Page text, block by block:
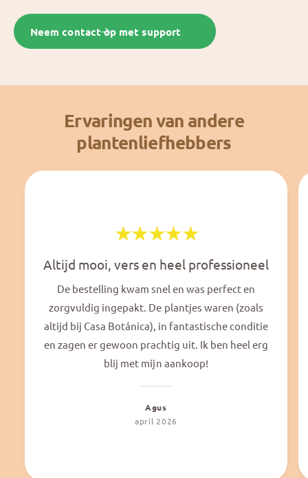
Neem contact op met support
Ervaringen van andere
plantenliefhebbers
Altijd mooi, vers en heel professioneel
De bestelling kwam snel en was perfect en
zorgvuldig ingepakt. De plantjes waren (zoals
altijd bij Casa Botánica), in fantastische conditie
en zagen er gewoon prachtig uit. Ik ben heel erg
blij met mijn aankoop!
Agus
april 2026